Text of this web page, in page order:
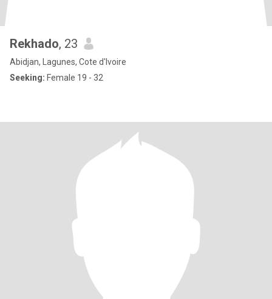
Rekhado, 23
Abidjan, Lagunes, Cote d'Ivoire
Seeking: Female 19 - 32